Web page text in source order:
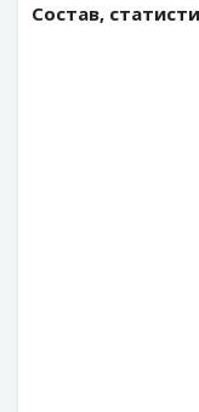
Состав,